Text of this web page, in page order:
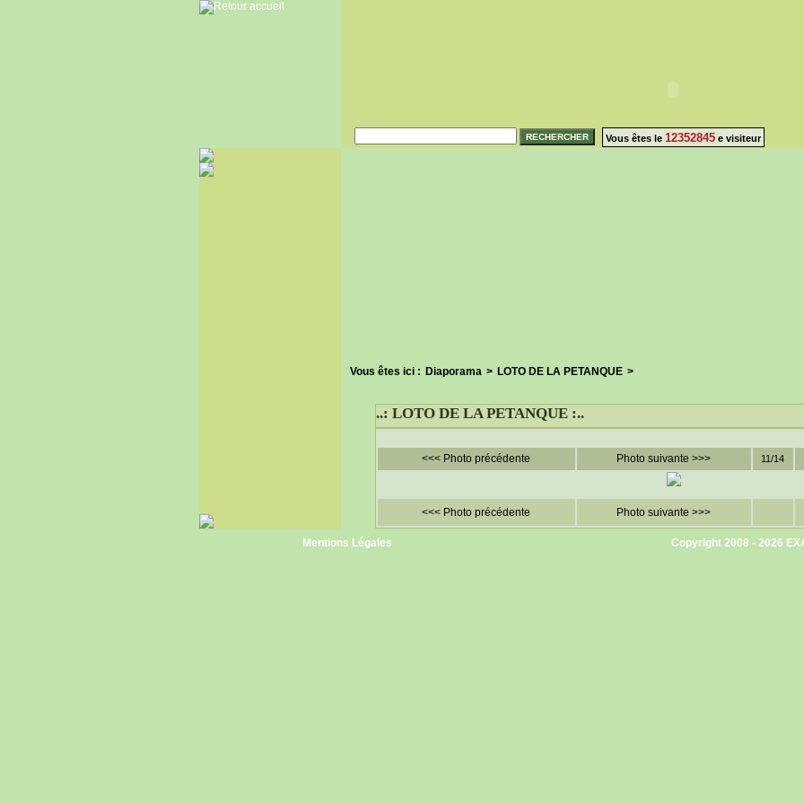
Vous êtes le 12352845 e visiteur
Vous êtes ici : Diaporama > LOTO DE LA PETANQUE >
..: LOTO DE LA PETANQUE :..
<<< Photo précédente Photo suivante >>> 11/14
<<< Photo précédente Photo suivante >>>
Mentions Légales Copyright 2008 - 2026